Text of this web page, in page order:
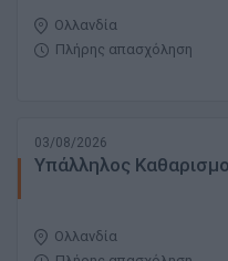
Ολλανδία
Πλήρης απασχόληση
03/08/2026
Υπάλληλος
Ολλανδία